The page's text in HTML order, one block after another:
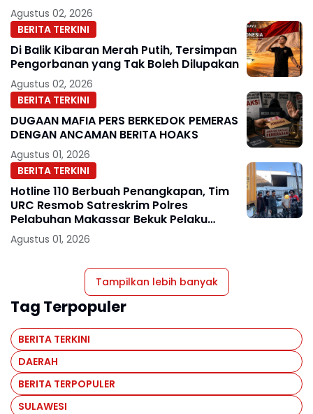
Agustus 02, 2026
BERITA TERKINI
Di Balik Kibaran Merah Putih, Tersimpan
Pengorbanan yang Tak Boleh Dilupakan
Agustus 02, 2026
BERITA TERKINI
DUGAAN MAFIA PERS BERKEDOK PEMERAS
DENGAN ANCAMAN BERITA HOAKS
Agustus 01, 2026
BERITA TERKINI
Hotline 110 Berbuah Penangkapan, Tim
URC Resmob Satreskrim Polres
Pelabuhan Makassar Bekuk Pelaku
Pencurian
Agustus 01, 2026
Tampilkan lebih banyak
Tag Terpopuler
BERITA TERKINI
DAERAH
BERITA TERPOPULER
SULAWESI